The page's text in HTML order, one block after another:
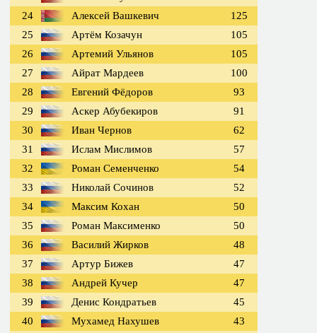
24
Алексей Вашкевич
125
25
Артём Козачун
105
26
Артемий Ульянов
105
27
Айрат Мардеев
100
28
Евгений Фёдоров
93
29
Аскер Абубекиров
91
30
Иван Чернов
62
31
Ислам Мислимов
57
32
Роман Семенченко
54
33
Николай Сочинов
52
34
Максим Кохан
50
35
Роман Максименко
50
36
Василий Жирков
48
37
Артур Бижев
47
38
Андрей Кучер
47
39
Денис Кондратьев
45
40
Мухамед Нахушев
43